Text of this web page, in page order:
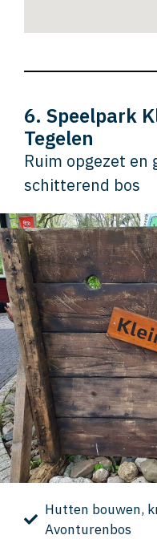
6. Speelpark
Tegelen
Ruim opgezet en
schitterend bos
Hutten bouwen,
Avonturenbos